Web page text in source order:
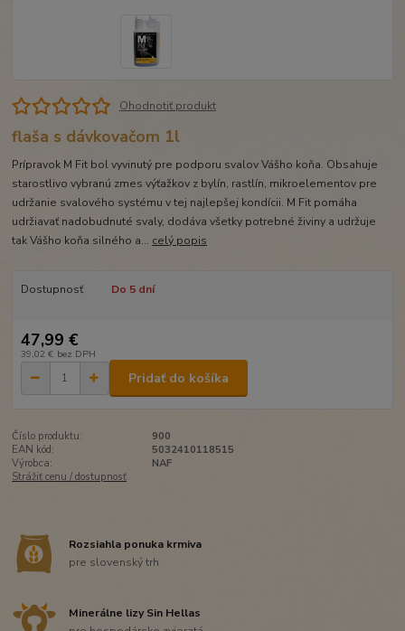
Ohodnotiť produkt
flaša s dávkovačom 1l
Prípravok M Fit bol vyvinutý pre podporu svalov Vášho koňa. Obsahuje
starostlivo vybranú zmes výťažkov z bylín, rastlín, mikroelementov pre
udržanie svalového systému v tej najlepšej kondícii. M Fit pomáha
udržiavať nadobudnuté svaly, dodáva všetky potrebné živiny a udržuje
tak Vášho koňa silného a... celý popis
Dostupnosť Do 5 dní
47,99 €
39,02 € bez DPH
Pridať do košíka
Číslo produktu:
900
EAN kód:
5032410118515
Výrobca:
NAF
Strážiť cenu / dostupnosť
Rozsiahla ponuka krmiva
pre slovenský trh
Minerálne lizy Sin Hellas